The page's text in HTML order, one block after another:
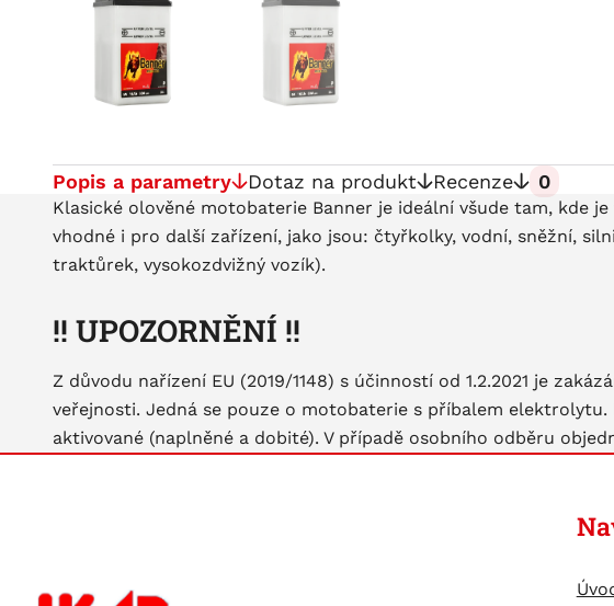
Popis a parametry Dotaz na produkt Recenze 0
Klasické olověné motobaterie Banner je ideální všude tam, kde
vhodné i pro další zařízení, jako jsou: čtyřkolky, vodní, sněžní,
traktůrek, vysokozdvižný vozík).
!! UPOZORNĚNÍ !!
Z důvodu nařízení EU (2019/1148) s účinností od 1.2.2021 je
veřejnosti. Jedná se pouze o motobaterie s příbalem
aktivované (naplněné a dobité). V případě osobního odběru